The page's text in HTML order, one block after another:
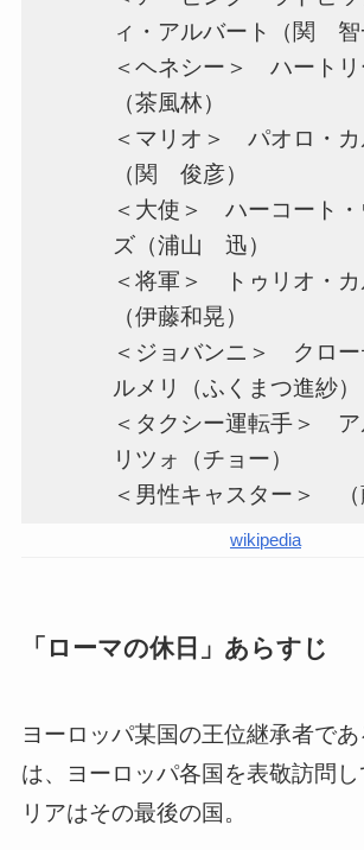
ィ・アルバート（関 智
＜ヘネシー＞ ハートリ
（茶風林）
＜マリオ＞ パオロ・カ
（関 俊彦）
＜大使＞ ハーコート・
ズ（浦山 迅）
＜将軍＞ トゥリオ・カ
（伊藤和晃）
＜ジョバンニ＞ クロー
ルメリ（ふくまつ進紗）
＜タクシー運転手＞ ア
リツォ（チョー）
＜男性キャスター＞ （
wikipedia
「ローマの休日」あらすじ
ヨーロッパ某国の王位継承者で
は、ヨーロッパ各国を表敬訪問
リアはその最後の国。